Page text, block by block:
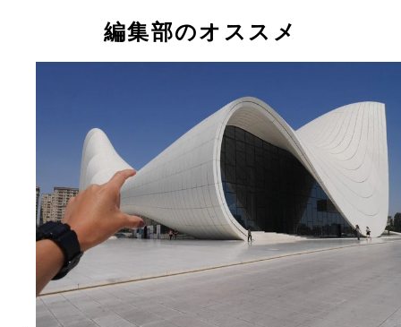
編集部のオススメ